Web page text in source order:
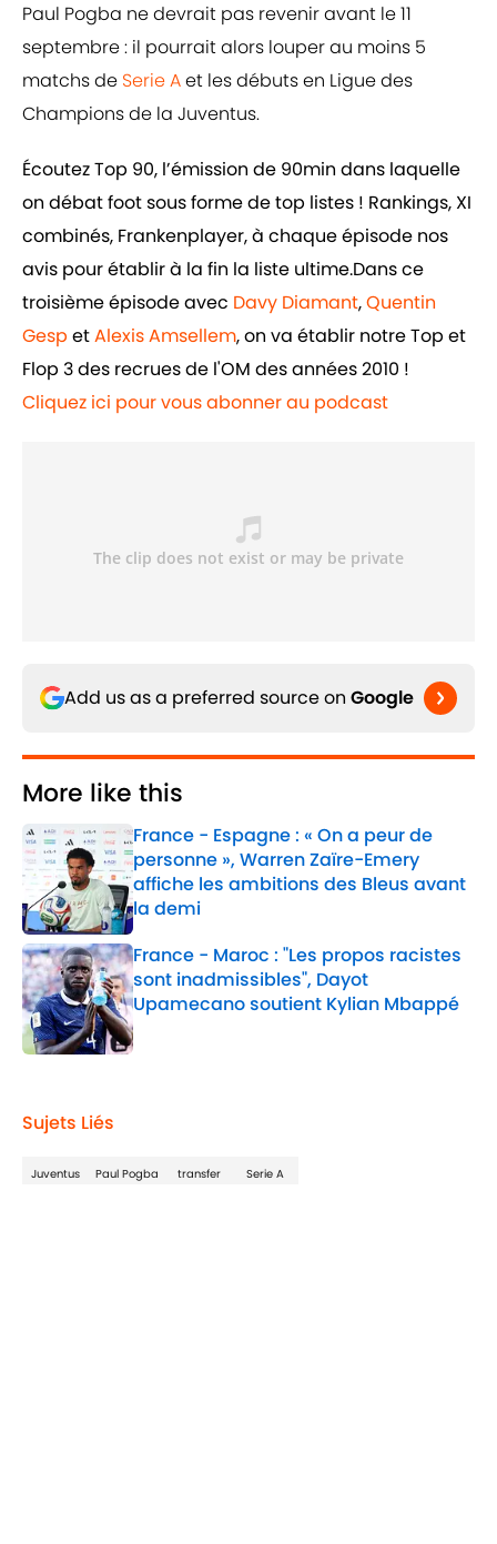
Paul Pogba ne devrait pas revenir avant le 11
septembre : il pourrait alors louper au moins 5
matchs de Serie Aet les débuts en Ligue des
Champions de la Juventus.
Écoutez Top 90, l’émission de 90min dans laquelle
on débat foot sous forme de top listes ! Rankings, XI
combinés, Frankenplayer, à chaque épisode nos
avis pour établir à la fin la liste ultime.Dans ce
troisième épisode avec Davy Diamant,Quentin
Gesp etAlexis Amsellem, on va établir notre Top et
Flop 3 des recrues de l'OM des années 2010 !
Cliquez ici pour vous abonner au podcast
Add us as a preferred source on Google
More like this
France - Espagne : « On a peur de
personne », Warren Zaïre-Emery
affiche les ambitions des Bleus avant
la demi
Published by on Invalid Date
France - Maroc : "Les propos racistes
sont inadmissibles", Dayot
Upamecano soutient Kylian Mbappé
Published by on Invalid Date
Sujets Liés
Juventus Paul Pogba transfer Serie A